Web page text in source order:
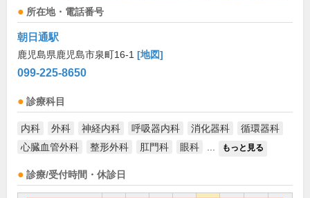
所在地・電話番号
朝日通駅
鹿児島県鹿児島市泉町16-1 [地図]
099-225-8650
診療科目
内科 外科 神経内科 呼吸器内科 消化器科
循環器科
心臓血管外科
整形外科 肛門科 眼科 もっと見る
診療/受付時間・休診日